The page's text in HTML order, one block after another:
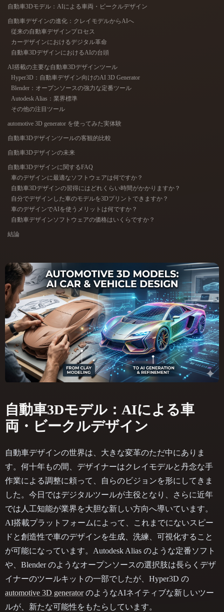
VR/AR
Character
Design
Metaverse
Mechanical
Engineering
プラグイン
Blender
Godot Maya
ComfyUI
スタイル
Abstract Anime Cartoon
Fantasy Flat Gothic
Minimalist Modern Organic Photorealistic
Pixel Art Realistic Retro Stylized
Voxel
自動車3Dモデル：AIによる車両・ビークルデザイン
自動車デザインの進化：クレイモデルからAIへ
従来の自動車デザインプロセス
カーデザインにおけるデジタル革命
自動車3DデザインにおけるAIの台頭
AI搭載の主要な自動車3Dデザインツール
Hyper3D：自動車デザイン向けのAI 3D Generator
Blender：オープンソースの強力な定番ツール
Autodesk Alias：業界標準
その他の注目ツール
automotive 3D generator を使ってみた実体験
自動車3Dデザインツールの客観的比較
自動車3Dデザインの未来
自動車3Dデザインに関するFAQ
車のデザインに最適なソフトウェアは何ですか？
自動車3Dデザインの習得にはどれくらい時間がかかりますか？
自分でデザインした車のモデルを3Dプリントできますか？
車のデザインでAIを使うメリットは何ですか？
自動車デザインソフトウェアの価格はいくらですか？
結論
自動車3Dモデル：AIによる車
両・ビークルデザイン
自動車デザインの世界は、大きな変革のただ中にありま
す。何十年もの間、デザイナーはクレイモデルと丹念な手
作業による調整に頼って、自らのビジョンを形にしてきま
した。今日ではデジタルツールが主役となり、さらに近年
では人工知能が業界を大胆な新しい方向へ導いています。
AI搭載プラットフォームによって、これまでにないスピー
ドと創造性で車のデザインを生成、洗練、可視化すること
が可能になっています。Autodesk Alias のような定番ソフト
や、Blender のようなオープンソースの選択肢は長らくデザ
イナーのツールキットの一部でしたが、Hyper3D の
automotive 3D generatorのようなAIネイティブな新しいツー
ルが、新たな可能性をもたらしています。